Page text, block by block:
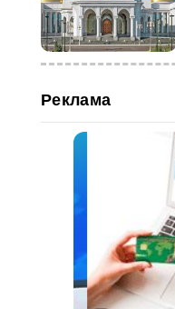
Реклама